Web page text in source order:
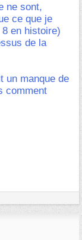
ne sont,
ce que je
en histoire)
de la
un manque de
comment